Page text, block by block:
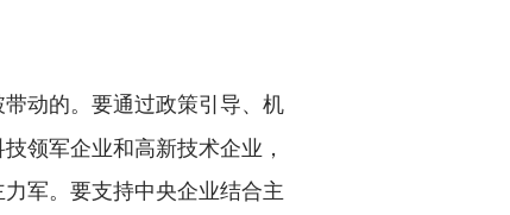
动的。要通过政策引导、机
领军企业和高新技术企业，
军。要支持中央企业结合主